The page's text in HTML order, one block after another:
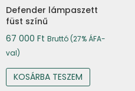
Defender lámpaszett
füst színű
67 000Ft Bruttó (27% ÁFA-
val)
KOSÁRBA TESZEM